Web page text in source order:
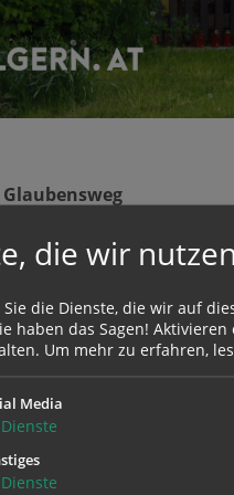
einen
vom Alltag zu
sich: Pilgern ist mehr
verbindet.
sich die Anliegen von
ihren persönlichen
zum Glauben in
Erfahrungsräume, in
für Begegnung.
die wir
Sie die Dienste, die wir auf
haben das Sagen!
Um mehr zu erfahren,
Media
Dienste
Dienste